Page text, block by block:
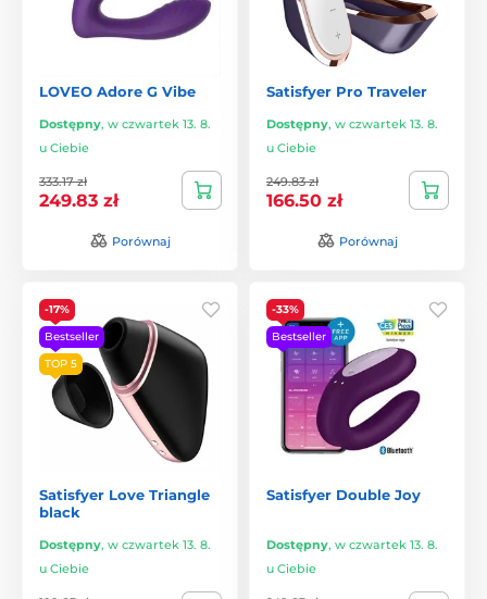
LOVEO Adore G Vibe
Dostępny, w czwartek 13. 8.
u Ciebie
333.17 zł
249.83 zł
Porównaj
Satisfyer Pro Traveler
Dostępny, w czwartek 13. 8.
u Ciebie
249.83 zł
166.50 zł
Porównaj
-17%
Bestseller
TOP 5
Satisfyer Love Triangle
black
Dostępny, w czwartek 13. 8.
u Ciebie
-33%
Bestseller
Satisfyer Double Joy
Dostępny, w czwartek 13. 8.
u Ciebie